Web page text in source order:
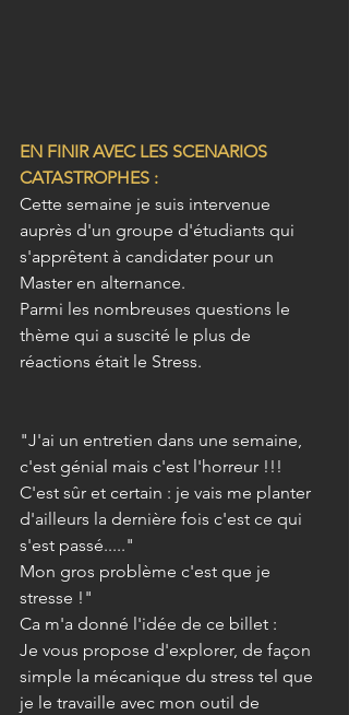
EN FINIR AVEC LES SCENARIOS
CATASTROPHES :
Cette semaine je suis intervenue
auprès d'un groupe d'étudiants qui
s'apprêtent à candidater pour un
Master en alternance.
Parmi les nombreuses questions le
thème qui a suscité le plus de
réactions était le Stress.
"J'ai un entretien dans une semaine,
c'est génial mais c'est l'horreur !!!
C'est sûr et certain : je vais me planter
d'ailleurs la dernière fois c'est ce qui
s'est passé....."
Mon gros problème c'est que je
stresse !"
Ca m'a donné l'idée de ce billet :
Je vous propose d'explorer, de façon
simple la mécanique du stress tel que
je le travaille avec mon outil de